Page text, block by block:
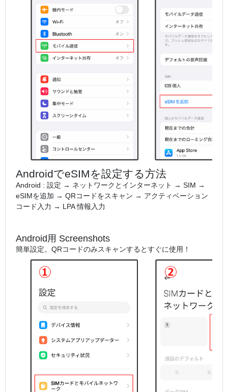
AndroidでeSIMを設定する方法
Android : 設定 → ネットワークとインターネット → SIM →
eSIMを追加 → QRコードをスキャン → アクティベーション
コード入力 → LPA 情報入力
Android用 Screenshots
簡単設定。QRコードのみスキャンするとすぐに使用！